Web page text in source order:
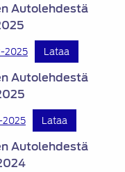
Autolehdestä
2025 Lataa
Autolehdestä
2025 Lataa
Autolehdestä